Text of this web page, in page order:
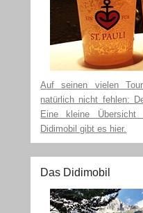
Auf seinen vielen
natürlich nicht fehlen:
Eine kleine
Didimobil gibt es hier.
Das Didimobil